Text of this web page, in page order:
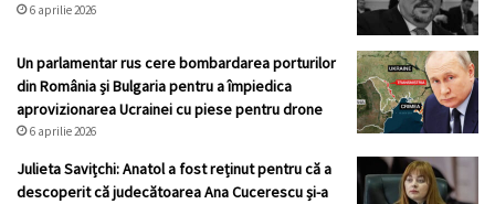
6 aprilie 2026
Un parlamentar rus cere bombardarea porturilor
din România și Bulgaria pentru a împiedica
aprovizionarea Ucrainei cu piese pentru drone
6 aprilie 2026
Julieta Savițchi: Anatol a fost reținut pentru că a
descoperit că judecătoarea Ana Cucerescu și-a